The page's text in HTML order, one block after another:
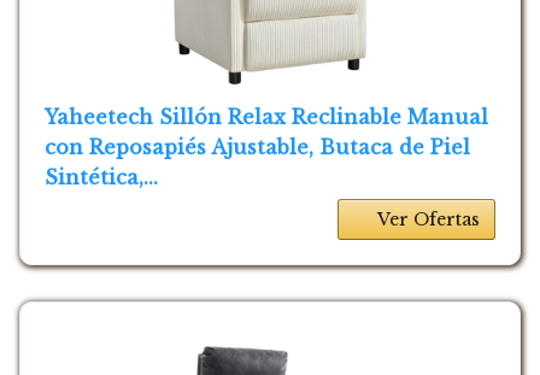
Yaheetech Sillón Relax Reclinable Manual
con Reposapiés Ajustable, Butaca de Piel
Sintética,...
Ver Ofertas